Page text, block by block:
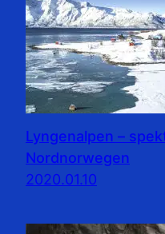
Lyngenalpen –
Nordnorwegen
2020.01.10